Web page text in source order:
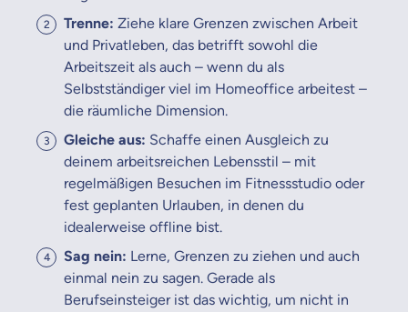
Trenne: Ziehe klare Grenzen zwischen Arbeit
und Privatleben, das betrifft sowohl die
Arbeitszeit als auch – wenn du als
Selbstständiger viel im Homeoffice arbeitest –
die räumliche Dimension.
Gleiche aus: Schaffe einen Ausgleich zu
deinem arbeitsreichen Lebensstil – mit
regelmäßigen Besuchen im Fitnessstudio oder
fest geplanten Urlauben, in denen du
idealerweise offline bist.
Sag nein: Lerne, Grenzen zu ziehen und auch
einmal nein zu sagen. Gerade als
Berufseinsteiger ist das wichtig, um nicht in